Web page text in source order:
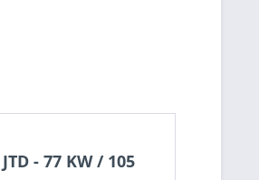
- 77 KW / 105